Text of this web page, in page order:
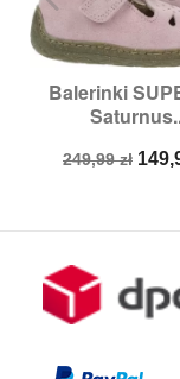
Balerinki
Cena
249,99 zł